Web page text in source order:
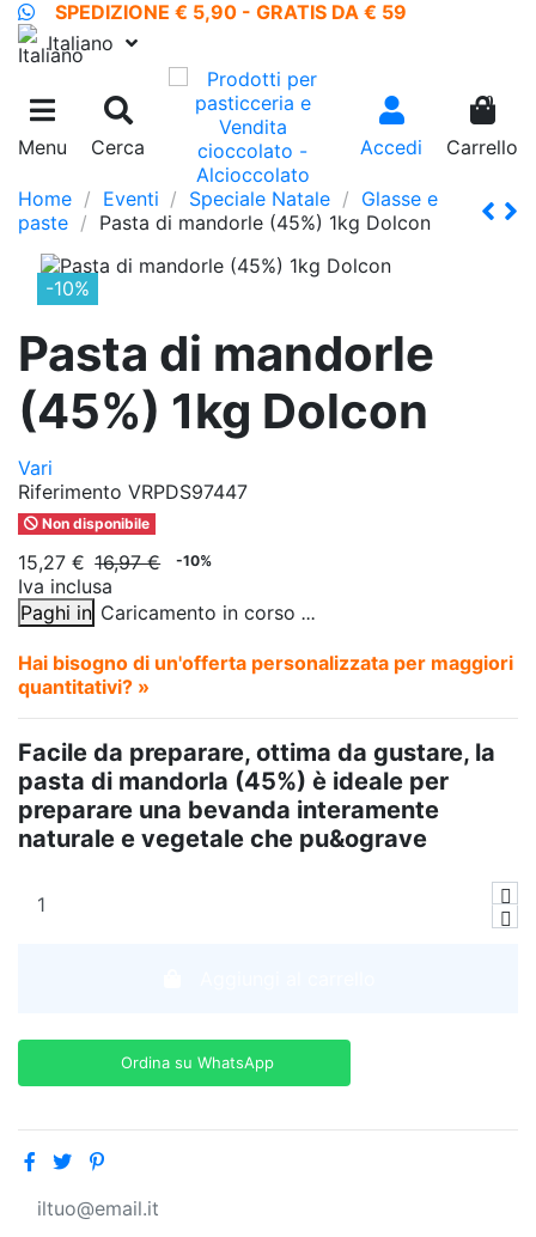
SPEDIZIONE € 5,90 - GRATIS DA € 59
Italiano
Menu Cerca Accedi
0
Carrello
Home Eventi Speciale Natale
Glasse e
paste
Pasta di mandorle (45%) 1kg Dolcon
-10%
Pasta di mandorle
(45%) 1kg Dolcon
Vari
Riferimento VRPDS97447
Non disponibile
15,27 € 16,97 € -10%
Iva inclusa
Paghi in Caricamento in corso ...
Hai bisogno di un'offerta personalizzata per maggiori
quantitativi? »
Facile da preparare, ottima da gustare, la
pasta di mandorla (45%) è ideale per
preparare una bevanda interamente
naturale e vegetale che pu&ograve
Ordina su WhatsApp